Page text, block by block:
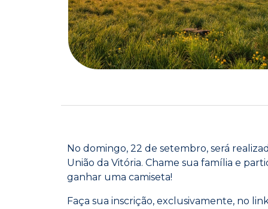
No domingo, 22 de setembro, será
União da Vitória. Chame sua família e
ganhar uma camiseta!
Faça sua inscrição, exclusivamente, no